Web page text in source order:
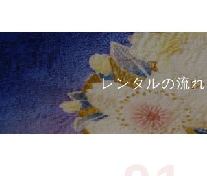
レンタルの流れ